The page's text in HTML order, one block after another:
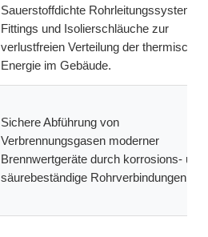
Sauerstoffdichte Rohrleitungssysteme,
Fittings und Isolierschläuche zur
verlustfreien Verteilung der thermischen
Energie im Gebäude.
Sichere Abführung von
Verbrennungsgasen moderner
Brennwertgeräte durch korrosions- und
säurebeständige Rohrverbindungen.